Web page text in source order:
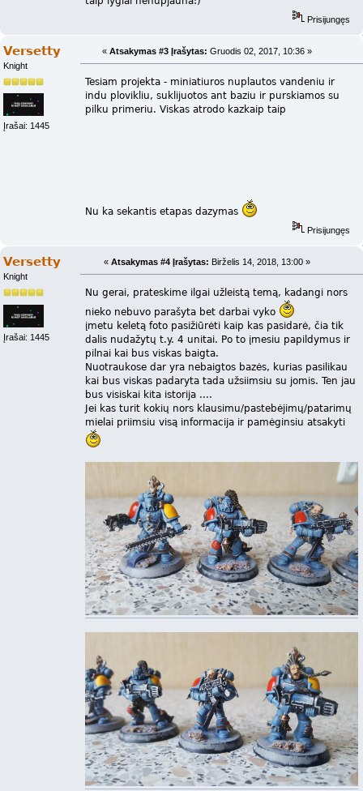
Prisijungęs
Versetty
Knight
Įrašai: 1445
« Atsakymas #3 Įrašytas: Gruodis 02, 2017, 10:36 »
Tesiam projekta - miniatiuros nuplautos vandeniu ir
indu plovikliu, suklijuotos ant baziu ir purskiamos su
pilku primeriu. Viskas atrodo kazkaip taip
Nu ka sekantis etapas dazymas
Prisijungęs
Versetty
Knight
Įrašai: 1445
« Atsakymas #4 Įrašytas: Birželis 14, 2018, 13:00 »
Nu gerai, prateskime ilgai užleistą temą, kadangi nors
nieko nebuvo parašyta bet darbai vyko
įmetu keletą foto pasižiūrėti kaip kas pasidarė, čia tik
dalis nudažytų t.y. 4 unitai. Po to įmesiu papildymus ir
pilnai kai bus viskas baigta.
Nuotraukose dar yra nebaigtos bazės, kurias pasilikau
kai bus viskas padaryta tada užsiimsiu su jomis. Ten jau
bus visiskai kita istorija ....
Jei kas turit kokių nors klausimu/pastebėjimų/patarimų
mielai priimsiu visą informacija ir pamėginsiu atsakyti